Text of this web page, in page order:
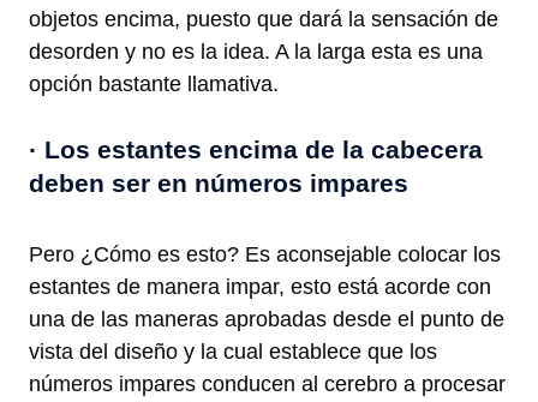
objetos encima, puesto que dará la sensación de
desorden y no es la idea. A la larga esta es una
opción bastante llamativa.
· Los estantes encima de la cabecera
deben ser en números impares
Pero ¿Cómo es esto? Es aconsejable colocar los
estantes de manera impar, esto está acorde con
una de las maneras aprobadas desde el punto de
vista del diseño y la cual establece que los
números impares conducen al cerebro a procesar